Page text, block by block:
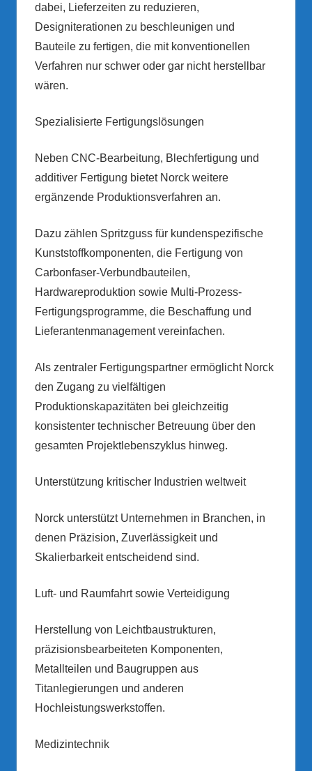
dabei, Lieferzeiten zu reduzieren,
Designiterationen zu beschleunigen und
Bauteile zu fertigen, die mit konventionellen
Verfahren nur schwer oder gar nicht herstellbar
wären.
Spezialisierte Fertigungslösungen
Neben CNC-Bearbeitung, Blechfertigung und
additiver Fertigung bietet Norck weitere
ergänzende Produktionsverfahren an.
Dazu zählen Spritzguss für kundenspezifische
Kunststoffkomponenten, die Fertigung von
Carbonfaser-Verbundbauteilen,
Hardwareproduktion sowie Multi-Prozess-
Fertigungsprogramme, die Beschaffung und
Lieferantenmanagement vereinfachen.
Als zentraler Fertigungspartner ermöglicht Norck
den Zugang zu vielfältigen
Produktionskapazitäten bei gleichzeitig
konsistenter technischer Betreuung über den
gesamten Projektlebenszyklus hinweg.
Unterstützung kritischer Industrien weltweit
Norck unterstützt Unternehmen in Branchen, in
denen Präzision, Zuverlässigkeit und
Skalierbarkeit entscheidend sind.
Luft- und Raumfahrt sowie Verteidigung
Herstellung von Leichtbaustrukturen,
präzisionsbearbeiteten Komponenten,
Metallteilen und Baugruppen aus
Titanlegierungen und anderen
Hochleistungswerkstoffen.
Medizintechnik